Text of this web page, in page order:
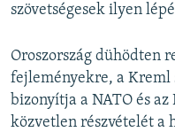
szövetségesek ilyen
Oroszország dühödten
fejleményekre, a Kreml
bizonyítja a NATO és
közvetlen részvételét a